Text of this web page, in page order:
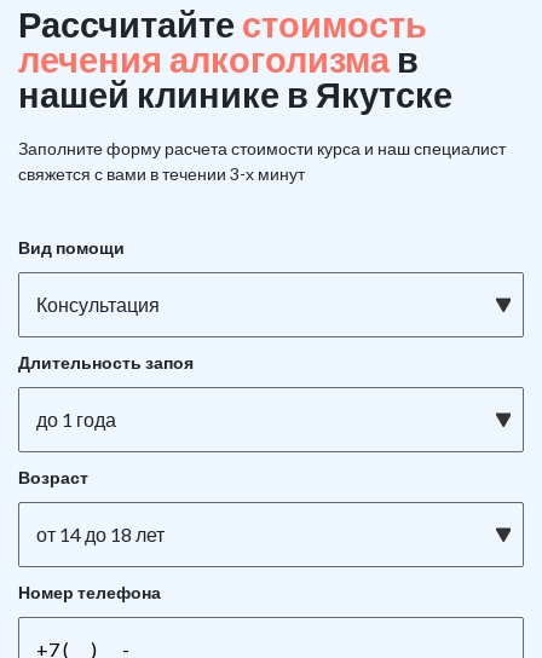
Рассчитайте стоимость
лечения алкоголизма в
нашей клинике в Якутске
Заполните форму расчета стоимости курса и наш специалист
свяжется с вами в течении 3-х минут
Вид помощи
Консультация
Длительность запоя
до 1 года
Возраст
от 14 до 18 лет
Номер телефона